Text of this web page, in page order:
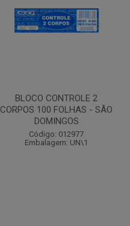
BLOCO CONTROLE 2
CORPOS 100 FOLHAS - SÃO
DOMINGOS
Código: 012977
Embalagem: UN\1